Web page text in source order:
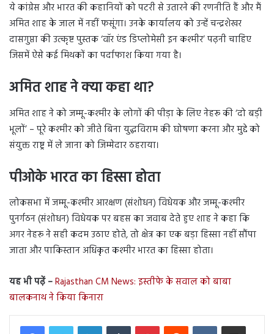
ये कांग्रेस और भारत की कहानियों को पटरी से उतारने की रणनीति हैं और मैं
अमित शाह के जाल में नहीं फसूंगा। उनके कार्यालय को उन्हें चन्द्रशेखर
दासगुप्ता की उत्कृष्ट पुस्तक ‘वॉर एंड डिप्लोमेसी इन कश्मीर’ पढ़नी चाहिए
जिसमें ऐसे कई मिथकों का पर्दाफाश किया गया है।
अमित शाह ने क्या कहा था?
अमित शाह ने को जम्मू-कश्मीर के लोगों की पीड़ा के लिए नेहरू की ‘दो बड़ी
भूलों’ – पूरे कश्मीर को जीते बिना युद्धविराम की घोषणा करना और मुद्दे को
संयुक्त राष्ट्र में ले जाना को जिम्मेदार ठहराया।
पीओके भारत का हिस्सा होता
लोकसभा में जम्मू-कश्मीर आरक्षण (संशोधन) विधेयक और जम्मू-कश्मीर
पुनर्गठन (संशोधन) विधेयक पर बहस का जवाब देते हुए शाह ने कहा कि
अगर नेहरू ने सही कदम उठाए होते, तो क्षेत्र का एक बड़ा हिस्सा नहीं सौंपा
जाता और पाकिस्तान अधिकृत कश्मीर भारत का हिस्सा होता।
यह भी पढ़ें –Rajasthan CM News: इस्तीफे के सवाल को बाबा
बालकनाथ ने किया किनारा
LinkedInTumblr PinterestReddit VKontakteShare via Email